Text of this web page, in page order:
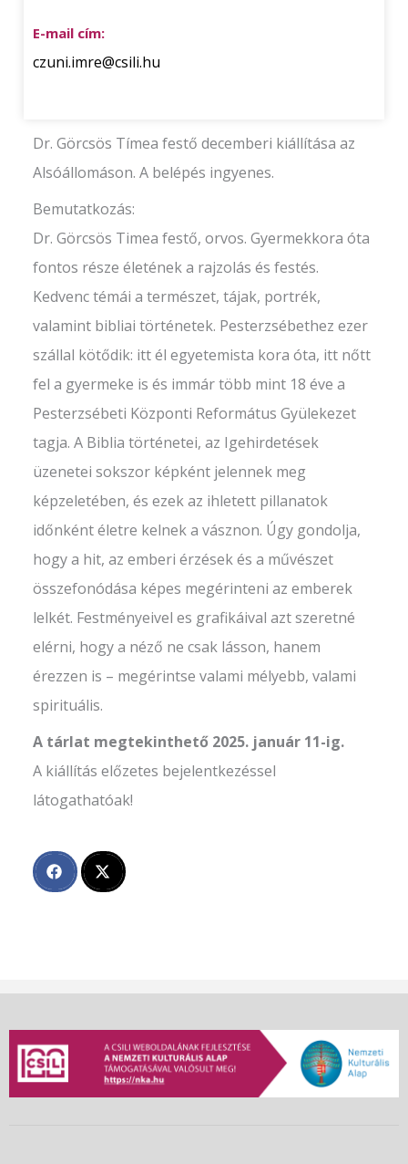
E-mail cím:
czuni.imre@csili.hu
Dr. Görcsös Tímea festő decemberi kiállítása az
Alsóállomáson. A belépés ingyenes.
Bemutatkozás:
Dr. Görcsös Timea festő, orvos. Gyermekkora óta
fontos része életének a rajzolás és festés.
Kedvenc témái a természet, tájak, portrék,
valamint bibliai történetek. Pesterzsébethez ezer
szállal kötődik: itt él egyetemista kora óta, itt nőtt
fel a gyermeke is és immár több mint 18 éve a
Pesterzsébeti Központi Református Gyülekezet
tagja. A Biblia történetei, az Igehirdetések
üzenetei sokszor képként jelennek meg
képzeletében, és ezek az ihletett pillanatok
időnként életre kelnek a vásznon. Úgy gondolja,
hogy a hit, az emberi érzések és a művészet
összefonódása képes megérinteni az emberek
lelkét. Festményeivel es grafikáival azt szeretné
elérni, hogy a néző ne csak lásson, hanem
érezzen is – megérintse valami mélyebb, valami
spirituális.
A tárlat megtekinthető 2025. január 11-ig.
A kiállítás előzetes bejelentkezéssel
látogathatóak!